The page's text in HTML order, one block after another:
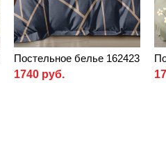
Постельное белье 162423
1740 руб.